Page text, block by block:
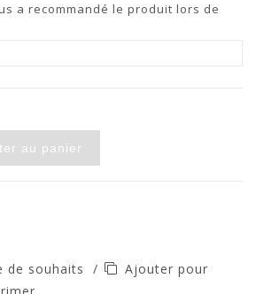
a recommandé le produit lors de
au panier
de souhaits
/
Ajouter pour